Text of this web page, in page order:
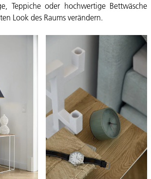
Teppiche oder hochwertige Bettwäsche
Look des Raums verändern.